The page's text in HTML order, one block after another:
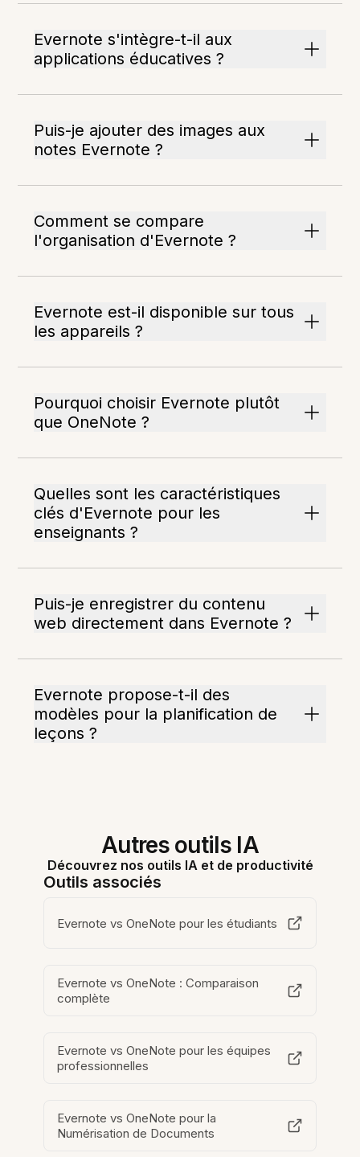
Evernote s'intègre-t-il aux
applications éducatives ?
Puis-je ajouter des images aux
notes Evernote ?
Comment se compare
l'organisation d'Evernote ?
Evernote est-il disponible sur tous
les appareils ?
Pourquoi choisir Evernote plutôt
que OneNote ?
Quelles sont les caractéristiques
clés d'Evernote pour les
enseignants ?
Puis-je enregistrer du contenu
web directement dans Evernote ?
Evernote propose-t-il des
modèles pour la planification de
leçons ?
Autres outils IA
Découvrez nos outils IA et de productivité
Outils associés
Evernote vs OneNote pour les étudiants
Evernote vs OneNote : Comparaison
complète
Evernote vs OneNote pour les équipes
professionnelles
Evernote vs OneNote pour la
Numérisation de Documents